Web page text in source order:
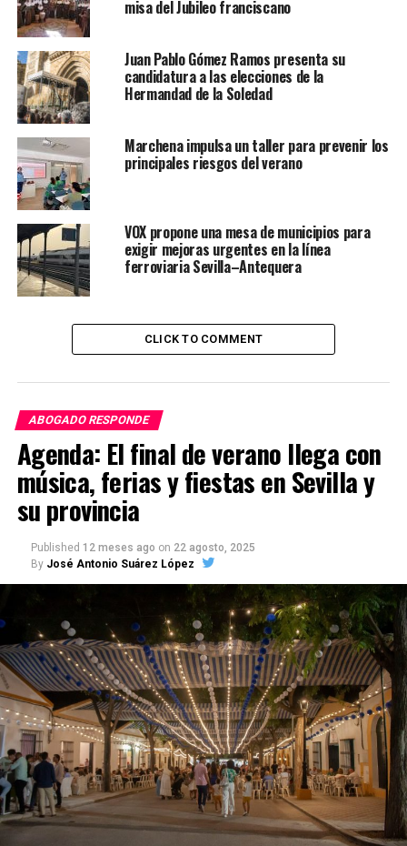
misa del Jubileo franciscano
Juan Pablo Gómez Ramos presenta su
candidatura a las elecciones de la
Hermandad de la Soledad
Marchena impulsa un taller para prevenir los
principales riesgos del verano
VOX propone una mesa de municipios para
exigir mejoras urgentes en la línea
ferroviaria Sevilla–Antequera
CLICK TO COMMENT
ABOGADO RESPONDE
Agenda: El final de verano llega con
música, ferias y fiestas en Sevilla y
su provincia
Published 12 meses ago on 22 agosto, 2025
By José Antonio Suárez López